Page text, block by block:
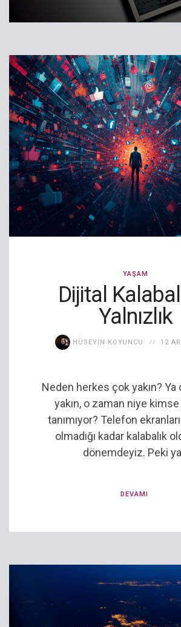
YAŞAM
Dijital
Yalnızlık
HÜSEYIN KOYUNCU 12
Neden herkes çok yakın? Ya
yakın, o zaman niye
tanımıyor? Telefon
olmadığı kadar kalabalık
dönemdeyiz. Peki
DEVAMI